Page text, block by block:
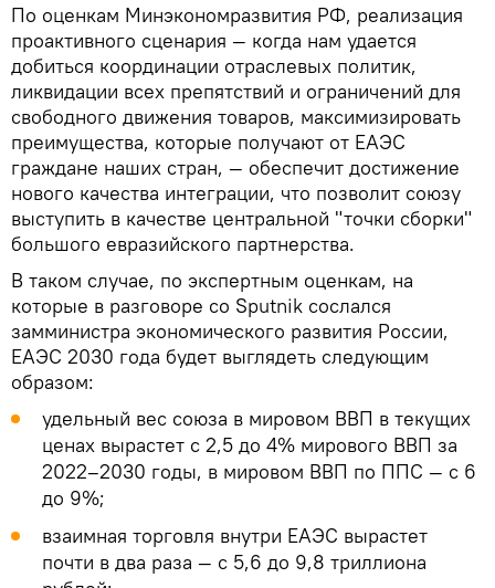
По оценкам Минэкономразвития РФ, реализация
проактивного сценария — когда нам удается
добиться координации отраслевых политик,
ликвидации всех препятствий и ограничений для
свободного движения товаров, максимизировать
преимущества, которые получают от ЕАЭС
граждане наших стран, — обеспечит достижение
нового качества интеграции, что позволит союзу
выступить в качестве центральной "точки сборки"
большого евразийского партнерства.
В таком случае, по экспертным оценкам, на
которые в разговоре со Sputnik сослался
замминистра экономического развития России,
ЕАЭС 2030 года будет выглядеть следующим
образом:
удельный вес союза в мировом ВВП в текущих
ценах вырастет с 2,5 до 4% мирового ВВП за
2022–2030 годы, в мировом ВВП по ППС — с 6
до 9%;
взаимная торговля внутри ЕАЭС вырастет
почти в два раза — с 5,6 до 9,8 триллиона